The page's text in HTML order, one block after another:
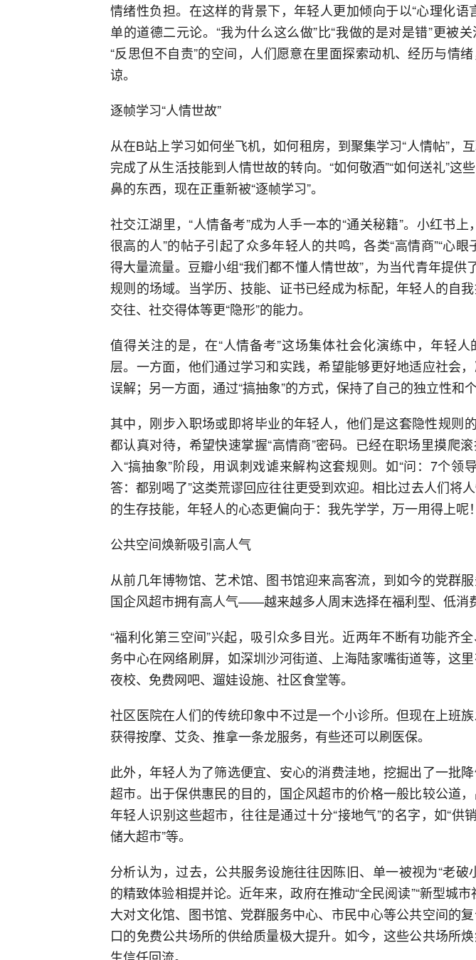
情绪性负担。在这样的背景下，年轻人更加倾向于以“心理化语
单的道德二元论。“我为什么这么做”比“我做的是对是错”更被
“反思但不自责”的空间，人们愿意在里面探索动机、经历与情
谅。
逐帧学习“人情世故”
从在B站上学习如何坐飞机，如何租房，到聚集学习“人情帖”，
完成了从生活技能到人情世故的转向。“如何敬酒”“如何送礼”这
鼻的东西，现在正重新被“逐帧学习”。
社交江湖里，“人情备考”成为人手一本的“通关秘籍”。小红书上
很高的人”的帖子引起了众多年轻人的共鸣，各类“高情商”“心眼
得大量流量。豆瓣小组“我们都不懂人情世故”，为当代青年提供
规则的场域。当学历、技能、证书已经成为标配，年轻人的自
交往、社交得体等更“隐形”的能力。
值得关注的是，在“人情备考”这场集体社会化演练中，年轻
层。一方面，他们通过学习和实践，希望能够更好地适应社会
误解；另一方面，通过“搞抽象”的方式，保持了自己的独立性和个
其中，刚步入职场或即将毕业的年轻人，他们是这套隐性规则
都认真对待，希望快速掌握“高情商”密码。已经在职场里摸爬
入“搞抽象”阶段，用讽刺戏谑来解构这套规则。如“问：7个领
答：都别喝了”这类荒谬回应往往更受到欢迎。相比过去人们将
的生存技能，年轻人的心态更偏向于：我先学学，万一用得上呢！
公共空间焕新吸引高人气
从前几年博物馆、艺术馆、图书馆迎来高客流，到如今的党群服
国企风超市拥有高人气——越来越多人周末选择在福利型、低消
“福利化第三空间”兴起，吸引众多目光。近两年不断有功能齐
务中心在网络刷屏，如深圳沙河街道、上海陆家嘴街道等，这
夜校、免费网吧、遛娃设施、社区食堂等。
社区医院在人们的传统印象中不过是一个小诊所。但现在上班
获得按摩、艾灸、推拿一条龙服务，有些还可以刷医保。
此外，年轻人为了筛选便宜、安心的消费洼地，挖掘出了一批
超市。出于保供惠民的目的，国企风超市的价格一般比较公道，
年轻人识别这些超市，往往是通过十分“接地气”的名字，如“供
储大超市”等。
分析认为，过去，公共服务设施往往因陈旧、单一被视为“老破
的精致体验相提并论。近年来，政府在推动“全民阅读”“新型城
大对文化馆、图书馆、党群服务中心、市民中心等公共空间的
口的免费公共场所的供给质量极大提升。如今，这些公共场所